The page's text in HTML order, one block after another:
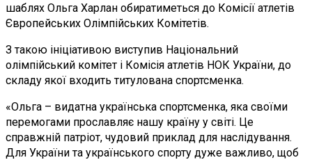
шаблях Ольга Харлан обиратиметься до Комісії атлетів
Європейських Олімпійських Комітетів.
З такою ініціативою виступив Національний
олімпійський комітет і Комісія атлетів НОК України, до
складу якої входить титулована спортсменка.
«Ольга – видатна українська спортсменка, яка своїми
перемогами прославляє нашу країну у світі. Це
справжній патріот, чудовий приклад для наслідування.
Для України та українського спорту дуже важливо, щоб